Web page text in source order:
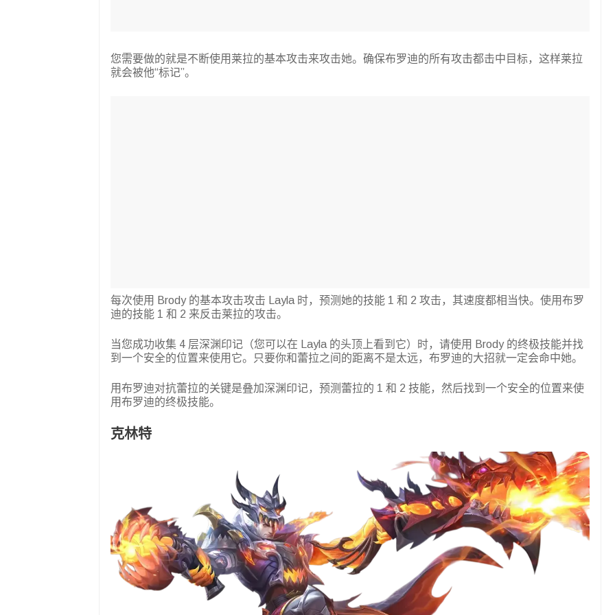
您需要做的就是不断使用莱拉的基本攻击来攻击她。确保布罗迪的所有攻击都击中目标，这样莱拉
就会被他“标记”。
每次使用 Brody 的基本攻击攻击 Layla 时，预测她的技能 1 和 2 攻击，其速度都相当快。使用布罗
迪的技能 1 和 2 来反击莱拉的攻击。
当您成功收集 4 层深渊印记（您可以在 Layla 的头顶上看到它）时，请使用 Brody 的终极技能并找
到一个安全的位置来使用它。只要你和蕾拉之间的距离不是太远，布罗迪的大招就一定会命中她。
用布罗迪对抗蕾拉的关键是叠加深渊印记，预测蕾拉的 1 和 2 技能，然后找到一个安全的位置来使
用布罗迪的终极技能。
克林特